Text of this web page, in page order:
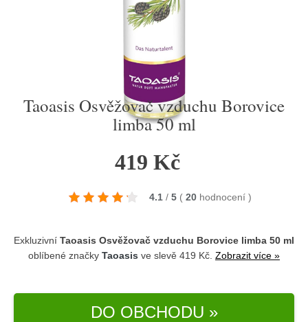
Taoasis Osvěžovač vzduchu Borovice
limba 50 ml
419 Kč
4.1 / 5 ( 20 hodnocení )
Exkluzivní Taoasis Osvěžovač vzduchu Borovice limba 50 ml
oblíbené značky Taoasis ve slevě 419 Kč. Zobrazit více »
DO OBCHODU »